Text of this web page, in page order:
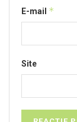
E-mail *
Site